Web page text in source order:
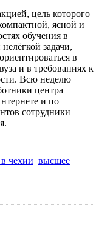
цель которого
ясной и
обучения в
задачи,
в
и в требованиях к
Всю неделю
центра
и по
сотрудники
чехии высшее